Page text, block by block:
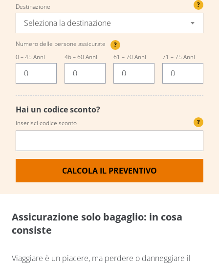
?
Destinazione
Seleziona la destinazione
Numero delle persone assicurate
?
0 – 45 Anni
46 – 60 Anni 61 – 70 Anni 71 – 75 Anni
Hai un codice sconto?
Inserisci codice sconto ?
CALCOLA IL PREVENTIVO
Assicurazione solo bagaglio: in cosa
consiste
Viaggiare è un piacere, ma perdere o danneggiare il